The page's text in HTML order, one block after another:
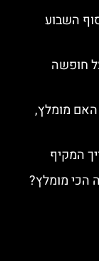
השבוע
חופשה
האם מומלץ,
המקיף
הכי מומלץ?